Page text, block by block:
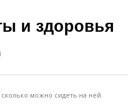
и здоровья
сколько можно сидеть на ней.